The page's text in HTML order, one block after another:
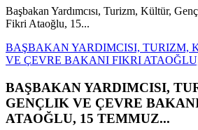
Başbakan Yardımcısı, Turizm, Kültür,
Fikri Ataoğlu, 15...
BAŞBAKAN YARDIMCISI, TURIZM,
VE ÇEVRE BAKANI FIKRI
BAŞBAKAN YARDIMCISI,
GENÇLIK VE ÇEVRE
ATAOĞLU, 15 TEMMUZ...